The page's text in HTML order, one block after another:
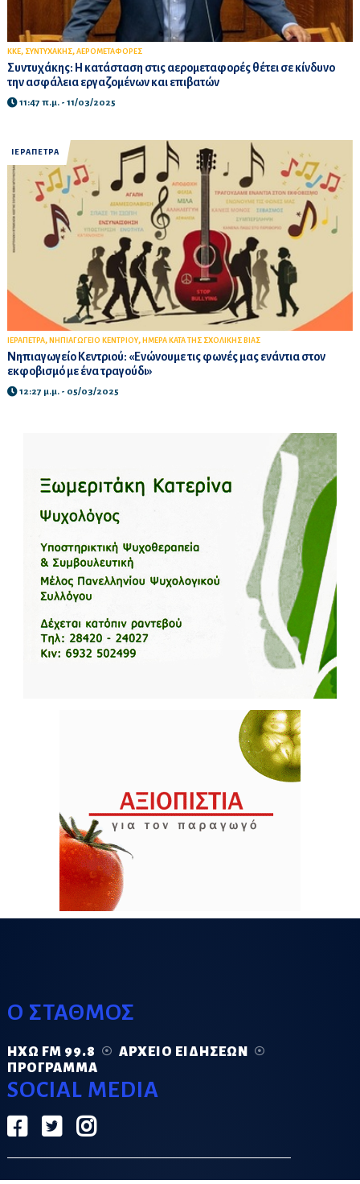
ΚΚΕ, ΣΥΝΤΥΧΑΚΗΣ, ΑΕΡΟΜΕΤΑΦΟΡΕΣ
Συντυχάκης: Η κατάσταση στις αερομεταφορές θέτει σε κίνδυνο
την ασφάλεια εργαζομένων και επιβατών
11:47 π.μ. - 11/03/2025
ΙΕΡΑΠΕΤΡΑ
ΙΕΡΑΠΕΤΡΑ, ΝΗΠΙΑΓΩΓΕΙΟ ΚΕΝΤΡΙΟΥ, ΗΜΕΡΑ ΚΑΤΑ ΤΗΣ ΣΧΟΛΙΚΗΣ ΒΙΑΣ
Νηπιαγωγείο Κεντριού: «Ενώνουμε τις φωνές μας ενάντια στον
εκφοβισμό με ένα τραγούδι»
12:27 μ.μ. - 05/03/2025
Ο ΣΤΑΘΜΟΣ
ΗΧΏ FM 99.8
ΑΡΧΕΊΟ ΕΙΔΉΣΕΩΝ
ΠΡΌΓΡΑΜΜΑ
SOCIAL MEDIA